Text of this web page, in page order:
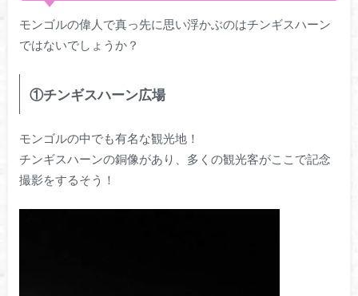
モンゴルの偉人で真っ先に思い浮かぶのはチンギスハーン
ではないでしょうか？
①チンギスハーン広場
モンゴルの中でも有名な観光地！
チンギスハーンの銅像があり、多くの観光客がここで記念
撮影をするそう！